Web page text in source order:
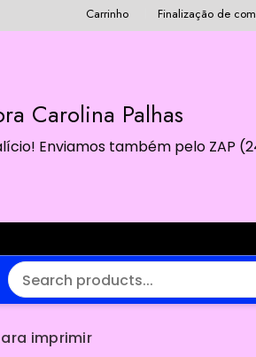
Carrinho Finalização de
Carolina Palhas
Enviamos também pelo ZAP
imprimir